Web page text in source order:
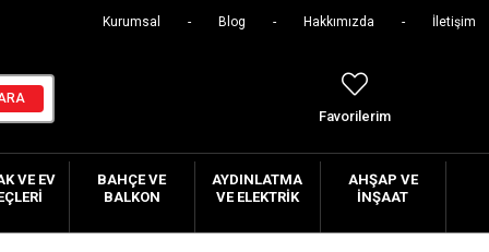
Kurumsal Blog Hakkımızda İletişim
Favorilerim
VE EV
BAHÇE VE
BALKON
AYDINLATMA
VE ELEKTRIK
AHŞAP VE
İNŞAAT